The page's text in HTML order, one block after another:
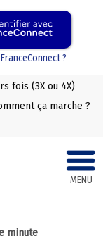
?
fois (3X ou 4X)
ça marche ?
MENU
minute